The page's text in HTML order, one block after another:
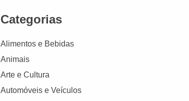
Categorias
Alimentos e Bebidas
Animais
Arte e Cultura
Automóveis e Veículos